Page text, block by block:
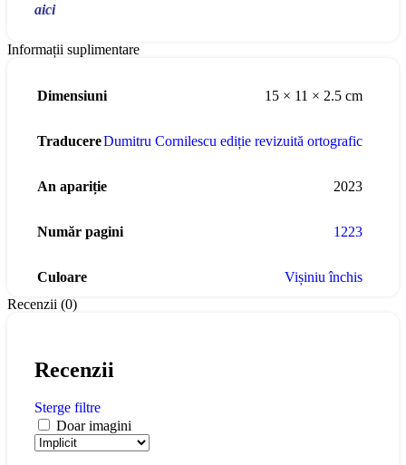
aici
Informații suplimentare
Dimensiuni 15 × 11 × 2.5 cm
TraducereDumitru Cornilescu ediție revizuită ortografic
An apariție 2023
Număr pagini 1223
Culoare
Vișiniu închis
Recenzii (0)
Recenzii
Sterge filtre
Doar imagini